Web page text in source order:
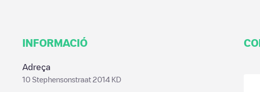
INFORMACIÓ
Adreça
10 Stephensonstraat 2014 KD